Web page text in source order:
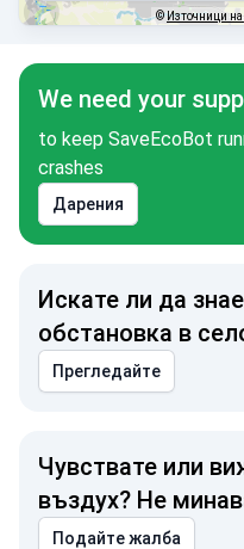
©Източници
We need your
to keep SaveEcoBot
crashes
Дарения
Искате ли да
обстановка в
Прегледайте
Чувствате или
въздух? Не
Подайте жалба